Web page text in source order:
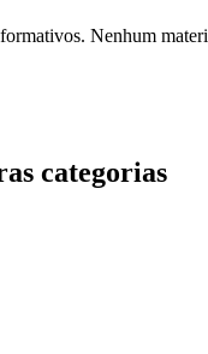
Nenhum
categorias